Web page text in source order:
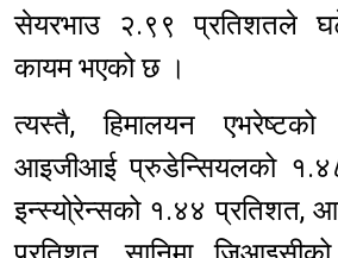
सेयरभाउ २.९९ प्रतिशतले
कायम भएको छ ।
त्यस्तै, हिमालयन
आइजीआई प्रुडेन्सियलको
इन्स्यो्रेन्सको १.४४ प्रतिशत,